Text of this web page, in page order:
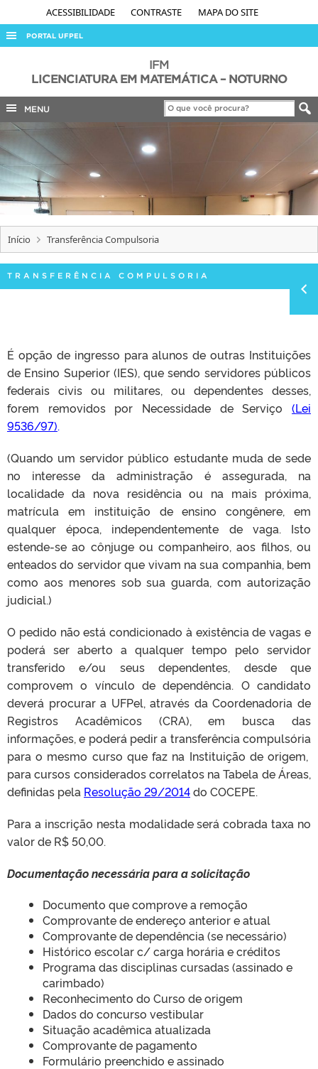
ACESSIBILIDADE CONTRASTE MAPA DO SITE
PORTAL UFPEL
AUDITORIA
COBALTO
CONCURSOS
EDITAIS
INTERNACIONAL
OUVIDORIA
PORTARIAS
TELEFONES
IFM
LICENCIATURA EM MATEMÁTICA – NOTURNO
MENU
CLMN2025
Início Transferência Compulsoria
TRANSFERÊNCIA COMPULSORIA
É opção de ingresso para alunos de outras Instituições
de Ensino Superior (IES), que sendo servidores públicos
federais civis ou militares, ou dependentes desses,
forem removidos por Necessidade de Serviço (Lei
9536/97).
(Quando um servidor público estudante muda de sede
no interesse da administração é assegurada, na
localidade da nova residência ou na mais próxima,
matrícula em instituição de ensino congênere, em
qualquer época, independentemente de vaga. Isto
estende-se ao cônjuge ou companheiro, aos filhos, ou
enteados do servidor que vivam na sua companhia, bem
como aos menores sob sua guarda, com autorização
judicial.)
O pedido não está condicionado à existência de vagas e
poderá ser aberto a qualquer tempo pelo servidor
transferido e/ou seus dependentes, desde que
comprovem o vínculo de dependência. O candidato
deverá procurar a UFPel, através da Coordenadoria de
Registros Acadêmicos (CRA), em busca das
informações, e poderá pedir a transferência compulsória
para o mesmo curso que faz na Instituição de origem,
para cursos considerados correlatos na Tabela de Áreas,
definidas pela Resolução 29/2014do COCEPE.
Para a inscrição nesta modalidade será cobrada taxa no
valor de R$ 50,00.
Documentação necessária para a solicitação
Documento que comprove a remoção
Comprovante de endereço anterior e atual
Comprovante de dependência (se necessário)
Histórico escolar c/ carga horária e créditos
Programa das disciplinas cursadas (assinado e
carimbado)
Reconhecimento do Curso de origem
Dados do concurso vestibular
Situação acadêmica atualizada
Comprovante de pagamento
Formulário preenchido e assinado